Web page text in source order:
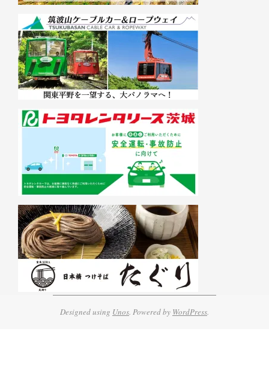
Designed using Unos. Powered by WordPress.